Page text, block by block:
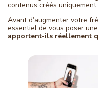
contenus créés
Avant d’augmenter votre
essentiel de vous poser
apportent-ils réellement